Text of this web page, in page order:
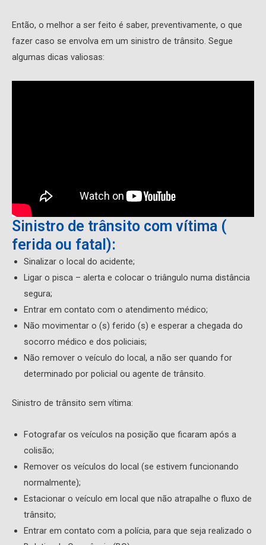
Então, o melhor a ser feito é saber, preventivamente, o que
fazer caso se envolva em um sinistro de trânsito. Segue
algumas dicas valiosas:
Sinistro de trânsito com vítima (
ferida ou fatal):
Sinalizar o local do acidente;
Ligar o pisca – alerta e colocar o triângulo numa distância
segura;
Entrar em contato com o atendimento médico;
Não movimentar o (s) ferido (s) e esperar a chegada do
socorro médico e dos policiais;
Não remover o veículo do local, a não ser quando for
determinado por policial ou agente de trânsito.
Sinistro de trânsito sem vítima:
Fotografar os veículos na posição que ficaram após a
colisão;
Remover os veículos do local (se estivem funcionando
normalmente);
Estacionar o veículo em local que não atrapalhe o fluxo de
trânsito;
Entrar em contato com a polícia, para que seja realizado o